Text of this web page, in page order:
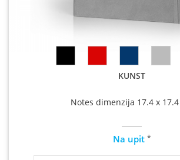
KUNST
Notes dimenzija 17.4 x
Na upit *